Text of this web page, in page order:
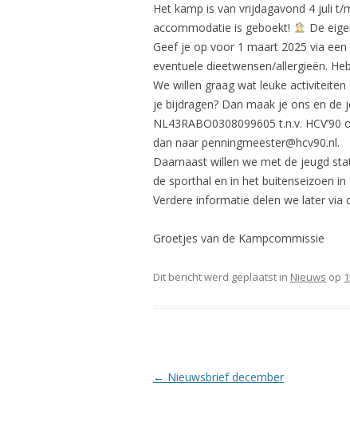
Het kamp is van vrijdagavond 4 juli
accommodatie is geboekt!
De
Geef je op voor 1 maart 2025 via
eventuele dieetwensen/allergieën.
We willen graag wat leuke
je bijdragen? Dan maak je ons en de
NL43RABO0308099605 t.n.v.
dan naar penningmeester@hcv90.nl.
Daarnaast willen we met de jeugd
de sporthal en in het buitenseizoen in
Verdere informatie delen we later via
Groetjes van de Kampcommissie
Dit bericht werd geplaatst in Nieuws op
Berichtnavigatie
← Nieuwsbrief december